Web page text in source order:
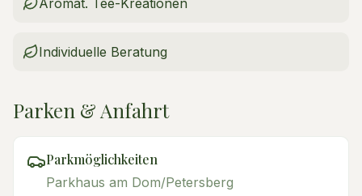
Aromat. Tee-Kreationen
Individuelle Beratung
Parken & Anfahrt
Parkmöglichkeiten
Parkhaus am Dom/Petersberg